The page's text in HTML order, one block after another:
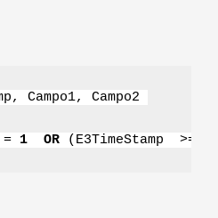
Campo1, Campo2
1 OR (E3TimeStamp  >=